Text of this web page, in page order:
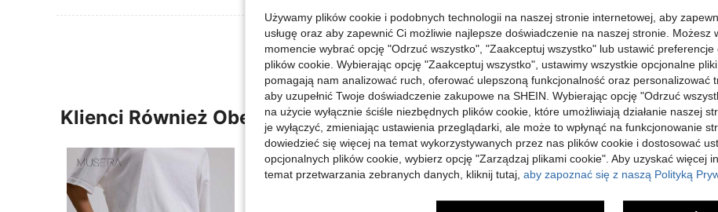
Klienci Również Obejrzeli
Używamy plików cookie i podobnych technologii na naszej stronie internetowej, aby
usługę oraz aby zapewnić Ci możliwie najlepsze doświadczenie na naszej stronie. Możesz
momencie wybrać opcję "Odrzuć wszystko", "Zaakceptuj wszystko" lub ustawić preferencje
plików cookie. Wybierając opcję "Zaakceptuj wszystko", ustawimy wszystkie opcjonalne
pomagają nam analizować ruch, oferować ulepszoną funkcjonalność oraz personalizować
aby uzupełnić Twoje doświadczenie zakupowe na SHEIN. Wybierając opcję "Odrzuć
na użycie wyłącznie ściśle niezbędnych plików cookie, które umożliwiają działanie naszej
je wyłączyć, zmieniając ustawienia przeglądarki, ale może to wpłynąć na funkcjonowanie
dowiedzieć się więcej na temat wykorzystywanych przez nas plików cookie i dostosować
opcjonalnych plików cookie, wybierz opcję "Zarządzaj plikami cookie". Aby uzyskać więcej
temat przetwarzania zebranych danych, kliknij tutaj, aby zapoznać się z naszą Polityką